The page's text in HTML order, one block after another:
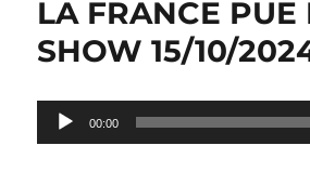
LA FRANCE PUE
SHOW 15/10/
Lecteur
audio
00:00